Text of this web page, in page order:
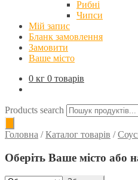
Рибні
Чипси
Мій запис
Бланк замовлення
Замовити
Ваше місто
0 кг 0 товарів
Products search
Головна /Каталог товарів /
Оберіть Ваше місто або